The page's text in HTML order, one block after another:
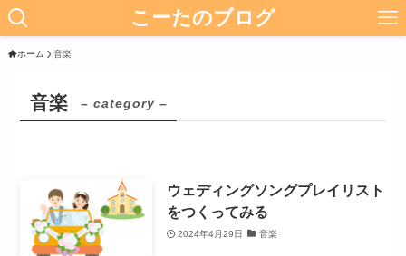
こーたのブログ
ホーム 音楽
音楽 – category –
ウェディングソングプレイリスト
をつくってみる
2024年4月29日 音楽